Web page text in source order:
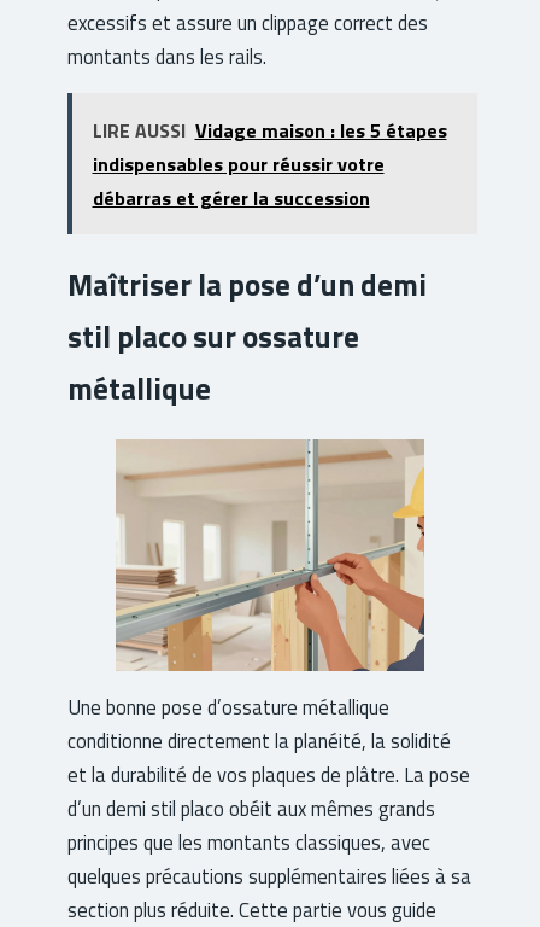
excessifs et assure un clippage correct des
montants dans les rails.
LIRE AUSSI Vidage maison : les 5 étapes
indispensables pour réussir votre
débarras et gérer la succession
Maîtriser la pose d’un demi
stil placo sur ossature
métallique
Une bonne pose d’ossature métallique
conditionne directement la planéité, la solidité
et la durabilité de vos plaques de plâtre. La pose
d’un demi stil placo obéit aux mêmes grands
principes que les montants classiques, avec
quelques précautions supplémentaires liées à sa
section plus réduite. Cette partie vous guide